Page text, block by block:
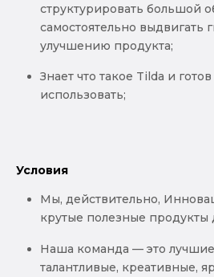
структурировать большой
самостоятельно выдвигать
улучшению продукта;
Знает что такое Tilda и
использовать;
Условия
Мы, действительно,
крутые полезные продукты
Наша команда — это
талантливые, креативные,